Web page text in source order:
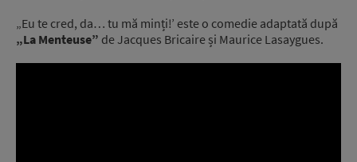
„Eu te cred, da… tu mă minți!’ este o comedie adaptată după
„La Menteuse” de Jacques Bricaire și Maurice Lasaygues.